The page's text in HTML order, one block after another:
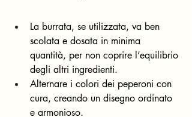
La burrata, se utilizzata, va ben
scolata e dosata in minima
quantità, per non coprire l’equilibrio
degli altri ingredienti.
Alternare i colori dei peperoni con
cura, creando un disegno ordinato
e armonioso.